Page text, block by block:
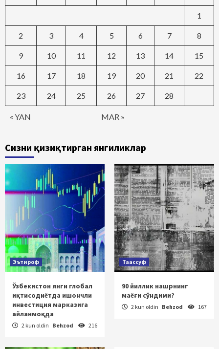
« YAN MAR »
1
2 3 4 5 6 7 8
9 10 11 12 13 14 15
16 17 18 19 20 21 22
23 24 25 26 27 28
Сизни қизиқтирган янгиликлар
Эътироф
Ўзбекистон янги глобал
иқтисодиётда ишончли
инвестиция марказига
айланмоқда
2 kun oldin Behzod 216
Таассуф
90 йиллик нашрнинг
маёғи сўндими?
2 kun oldin Behzod 167